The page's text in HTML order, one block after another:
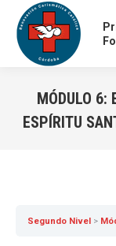
MÓDULO 6:
ESPÍRITU
Segundo Nivel